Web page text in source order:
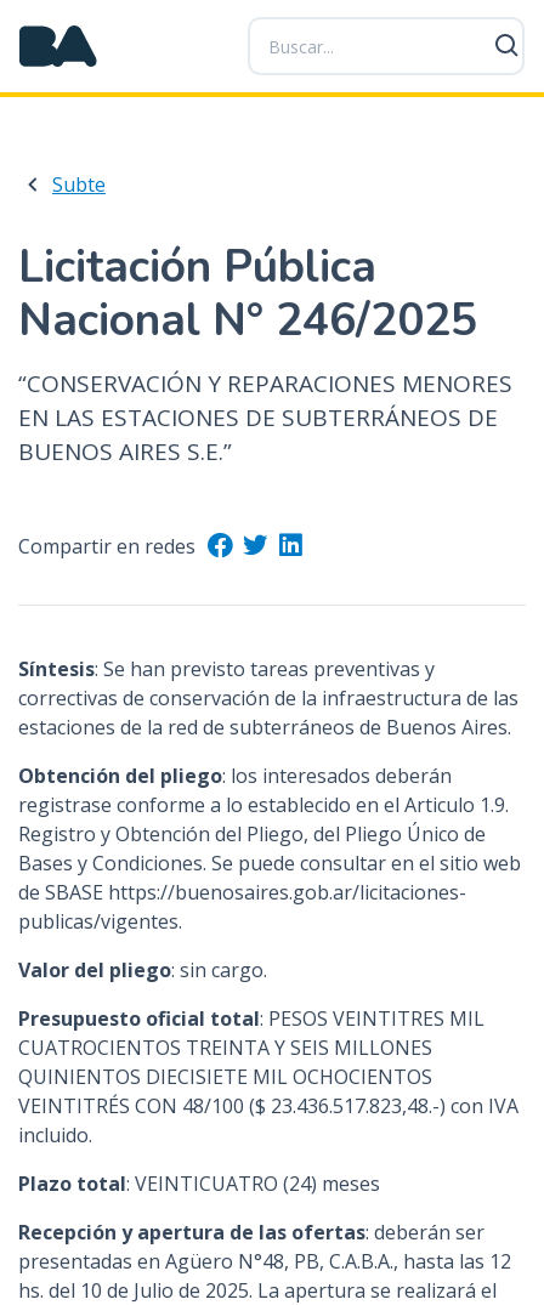
P
a
s
a
o
n
t
e
i
d
c
a
Subte
Licitación Pública
Nacional N° 246/2025
“CONSERVACIÓN Y REPARACIONES MENORES
EN LAS ESTACIONES DE SUBTERRÁNEOS DE
BUENOS AIRES S.E.”
Compartir en redes
Síntesis: Se han previsto tareas preventivas y
correctivas de conservación de la infraestructura de las
estaciones de la red de subterráneos de Buenos Aires.
Obtención del pliego: los interesados deberán
registrase conforme a lo establecido en el Articulo 1.9.
Registro y Obtención del Pliego, del Pliego Único de
Bases y Condiciones. Se puede consultar en el sitio web
de SBASE https://buenosaires.gob.ar/licitaciones-
publicas/vigentes.
Valor del pliego: sin cargo.
Presupuesto oficial total: PESOS VEINTITRES MIL
CUATROCIENTOS TREINTA Y SEIS MILLONES
QUINIENTOS DIECISIETE MIL OCHOCIENTOS
VEINTITRÉS CON 48/100 ($ 23.436.517.823,48.-) con IVA
incluido.
Plazo total: VEINTICUATRO (24) meses
Recepción y apertura de las ofertas: deberán ser
presentadas en Agüero N°48, PB, C.A.B.A., hasta las 12
hs. del 10 de Julio de 2025. La apertura se realizará el